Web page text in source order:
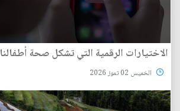
الاختيارات الرقمية التي تشكل صحة أطفالنا
الخميس 02 تموز 2026